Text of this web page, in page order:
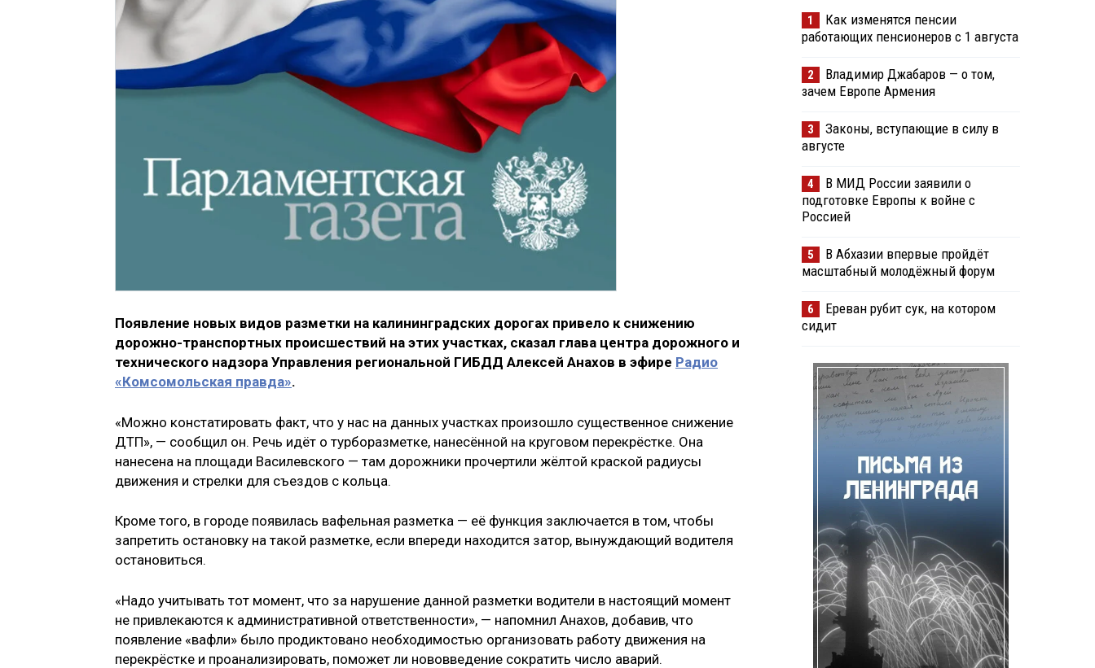
Появление новых видов разметки на калининградских дорогах привело к снижению
дорожно-транспортных происшествий на этих участках, сказал глава центра дорожного и
технического надзора Управления региональной ГИБДД Алексей Анахов в эфире Радио
«Комсомольская правда».
«Можно констатировать факт, что у нас на данных участках произошло существенное снижение
ДТП», — сообщил он. Речь идёт о турборазметке, нанесённой на круговом перекрёстке. Она
нанесена на площади Василевского — там дорожники прочертили жёлтой краской радиусы
движения и стрелки для съездов с кольца.
Кроме того, в городе появилась вафельная разметка — её функция заключается в том, чтобы
запретить остановку на такой разметке, если впереди находится затор, вынуждающий водителя
остановиться.
«Надо учитывать тот момент, что за нарушение данной разметки водители в настоящий момент
не привлекаются к административной ответственности», — напомнил Анахов, добавив, что
появление «вафли» было продиктовано необходимостью организовать работу движения на
перекрёстке и проанализировать, поможет ли нововведение сократить число аварий.
1
Как изменятся пенсии
работающих пенсионеров с 1 августа
2
Владимир Джабаров — о том,
зачем Европе Армения
3
Законы, вступающие в силу в
августе
4
В МИД России заявили о
подготовке Европы к войне с
Россией
5
В Абхазии впервые пройдёт
масштабный молодёжный форум
6
Ереван рубит сук, на котором
сидит